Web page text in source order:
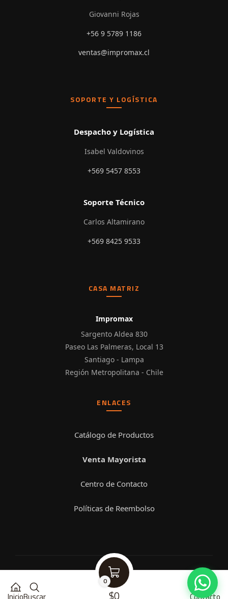
0
$0
Giovanni Rojas
+56 9 5789 1186
ventas@impromax.cl
SOPORTE Y LOGÍSTICA
Despacho y Logística
Isabel Valdovinos
+569 5457 8553
Soporte Técnico
Carlos Altamirano
+569 8425 9533
CASA MATRIZ
Impromax
Sargento Aldea 830
Paseo Las Palmeras, Local 13
Santiago - Lampa
Región Metropolitana - Chile
ENLACES
Catálogo de Productos
Venta Mayorista
Centro de Contacto
Políticas de Reembolso
© 2026 Impromax. Todos los derechos reservados.